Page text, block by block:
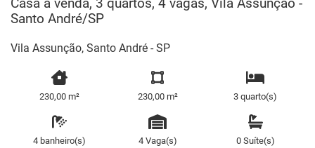
Santo André/SP
Vila Assunção, Santo André - SP
230,00 m² 230,00 m² 3 quarto(s)
4 banheiro(s) 4 Vaga(s) 0 Suíte(s)